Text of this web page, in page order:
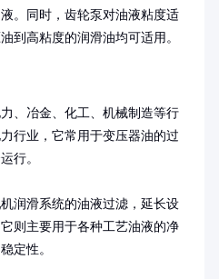
。同时，齿轮泵对油液粘度适
到高粘度的润滑油均可适用。
、冶金、化工、机械制造等行
行业，它常用于变压器油的过
行。
润滑系统的油液过滤，延长设
则主要用于各种工艺油液的净
定性。